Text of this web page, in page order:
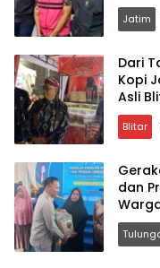
Jatim
Dari
Kopi
Asli
Blitar
dan